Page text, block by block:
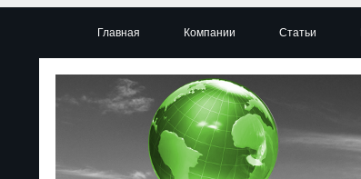
Главная Компании Статьи